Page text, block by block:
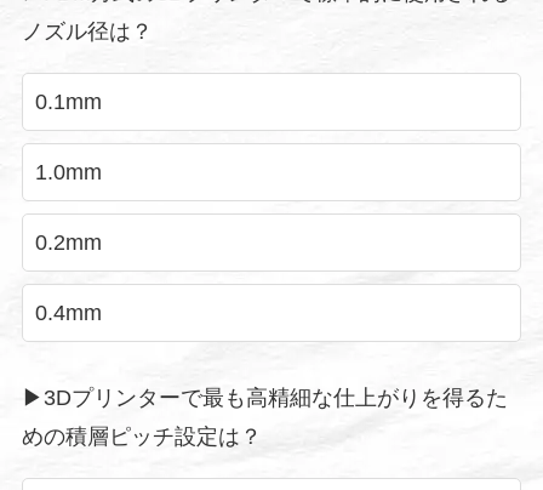
ノズル径は？
0.1mm
1.0mm
0.2mm
0.4mm
▶︎3Dプリンターで最も高精細な仕上がりを得るた
めの積層ピッチ設定は？